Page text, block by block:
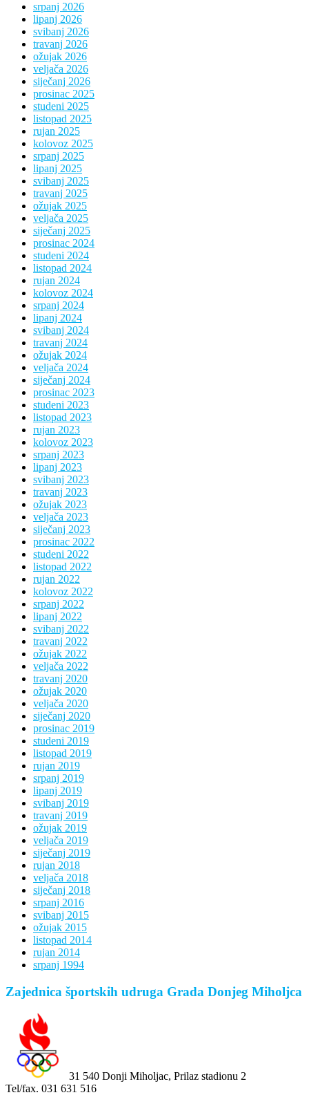
srpanj 2026
lipanj 2026
svibanj 2026
travanj 2026
ožujak 2026
veljača 2026
siječanj 2026
prosinac 2025
studeni 2025
listopad 2025
rujan 2025
kolovoz 2025
srpanj 2025
lipanj 2025
svibanj 2025
travanj 2025
ožujak 2025
veljača 2025
siječanj 2025
prosinac 2024
studeni 2024
listopad 2024
rujan 2024
kolovoz 2024
srpanj 2024
lipanj 2024
svibanj 2024
travanj 2024
ožujak 2024
veljača 2024
siječanj 2024
prosinac 2023
studeni 2023
listopad 2023
rujan 2023
kolovoz 2023
srpanj 2023
lipanj 2023
svibanj 2023
travanj 2023
ožujak 2023
veljača 2023
siječanj 2023
prosinac 2022
studeni 2022
listopad 2022
rujan 2022
kolovoz 2022
srpanj 2022
lipanj 2022
svibanj 2022
travanj 2022
ožujak 2022
veljača 2022
travanj 2020
ožujak 2020
veljača 2020
siječanj 2020
prosinac 2019
studeni 2019
listopad 2019
rujan 2019
srpanj 2019
lipanj 2019
svibanj 2019
travanj 2019
ožujak 2019
veljača 2019
siječanj 2019
rujan 2018
veljača 2018
siječanj 2018
srpanj 2016
svibanj 2015
ožujak 2015
listopad 2014
rujan 2014
srpanj 1994
Zajednica športskih udruga Grada Donjeg Miholjca
31 540 Donji Miholjac, Prilaz stadionu 2
Tel/fax. 031 631 516